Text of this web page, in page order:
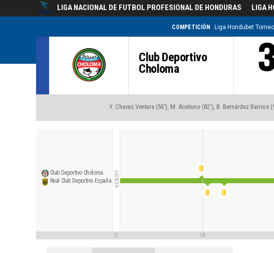
LIGA NACIONAL DE FUTBOL PROFESIONAL DE HONDURAS LIGA
COMPETICIÓN Liga Hondubet
Club Deportivo
Choloma
Y. Chavez Ventura (56'), M. Aceituno (82'), B. Bernárdez Barrios
Club Deportivo Choloma
Real Club Deportivo España KICKOFF
0' 15'